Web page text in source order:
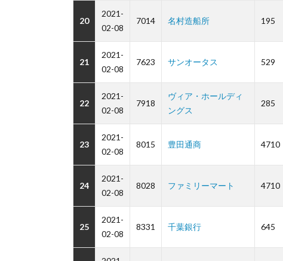
20
2021-
02-08
7014 名村造船所 195
21
2021-
02-08
7623 サンオータス 529
22
2021-
02-08
7918
ヴィア・ホールディ
ングス
285
23
2021-
02-08
8015 豊田通商 4710
24
2021-
02-08
8028 ファミリーマート 4710
25
2021-
02-08
8331 千葉銀行 645